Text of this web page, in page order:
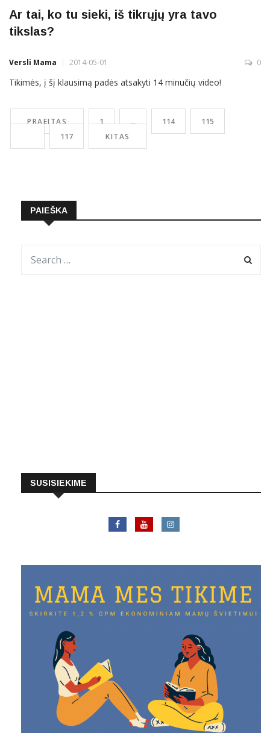
Ar tai, ko tu sieki, iš tikrųjų yra tavo
tikslas?
Versli Mama 2014-05-01 0
Tikimės, į šį klausimą padės atsakyti 14 minučių video!
PRAEITAS 1 … 114
115
117 KITAS
PAIEŠKA
SUSISIEKIME